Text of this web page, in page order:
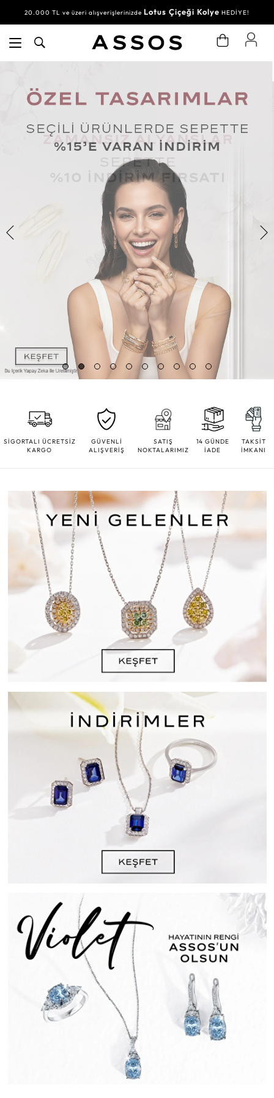
20.000 TL ve üzeri alışverişlerinizde Lotus Çiçeği Kolye HEDİYE!
SİGORTALI ÜCRETSİZ
KARGO
GÜVENLİ
ALIŞVERİŞ
SATIŞ
NOKTALARIMIZ
14 GÜNDE
İADE
TAKSİT
İMKANI